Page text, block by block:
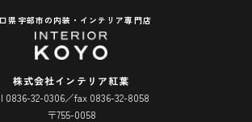
県宇部市の内装・インテリア専門店
株式会社インテリア紅葉
0836-32-0306／fax 0836-32-8058
〒755-0058